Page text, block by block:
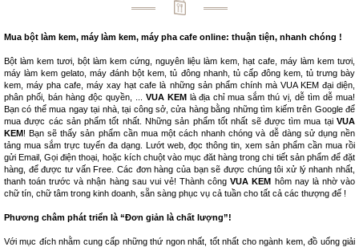
Mua bột làm kem, máy làm kem, máy pha cafe online: thuận tiện, nhanh chóng !
Bột làm kem tươi, bột làm kem cứng, nguyên liệu làm kem, hạt cafe, máy làm kem tươi,
máy làm kem gelato, máy đánh bột kem, tủ đông nhanh, tủ cấp đông kem, tủ trưng bày
kem, máy pha cafe, máy xay hạt cafe là những sản phẩm chính mà VUA KEM đại diện,
phân phối, bán hàng độc quyền, ... VUA KEMlà địa chỉ mua sắm thú vị, dễ tìm dễ mua!
Bạn có thể mua ngay tại nhà, tại công sở, cửa hàng bằng những tìm kiếm trên Google để
mua được các sản phẩm tốt nhất. Những sản phẩm tốt nhất sẽ được tìm mua tại VUA
KEM! Bạn sẽ thấy sản phẩm cần mua một cách nhanh chóng và dễ dàng sử dụng nền
tảng mua sắm trực tuyến đa dạng. Lướt web, đọc thông tin, xem sản phẩm cần mua rồi
gửi Email, Gọi điện thoại, hoặc kích chuột vào mục đăt hàng trong chi tiết sản phẩm để đặt
hàng, để được tư vấn Free. Các đơn hàng của bạn sẽ được chúng tôi xử lý nhanh nhất,
thanh toán trước và nhận hàng sau vui vẻ! Thành côngVUA KEM hôm nay là nhờ vào
chữ tín, chữ tâm trong kinh doanh, sẵn sàng phục vụ cả tuần cho tất cả các thượng đế !
Phương châm phát triển là “Đơn giản là chất lượng”!
Với mục đích nhằm cung cấp những thứ ngon nhất, tốt nhất cho ngành kem, đồ uống giải